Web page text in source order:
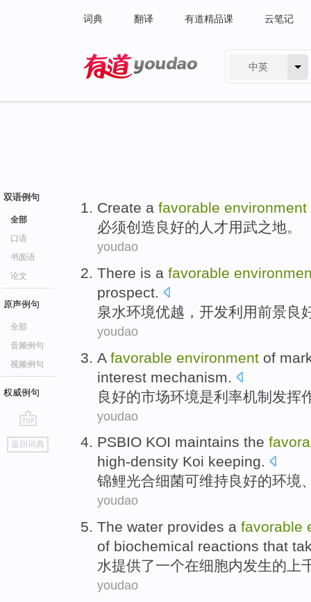
词典 翻译 有道精品课 云笔记
中英
双语例句
全部
口语
书面语
论文
原声例句
全部
音频例句
视频例句
权威例句
go
top
返回词典
Create a favorable environment
必须创造良好的 人才用武之地。
youdao
There is a favorable
prospect.
泉水环境优越 ， 开发利用前景良
youdao
A favorable environment of
interest mechanism
良好的市场环境是利率机制 发挥
youdao
PSBIO KOI maintains the
high-density Koi keeping.
锦鲤光合细菌可维持良好的环境
youdao
The water provides a favorable
of biochemical reactions that
水提供了一个在细胞内发生的 上
youdao